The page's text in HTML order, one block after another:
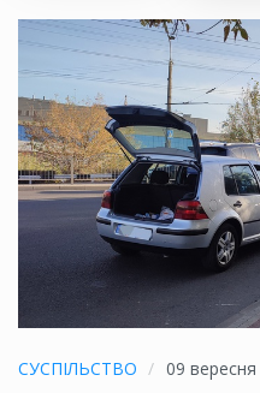
СУСПІЛЬСТВО
09